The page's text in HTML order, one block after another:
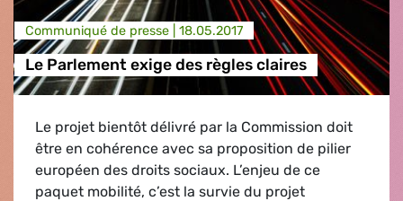
Communiqué de presse | 18.05.2017
Le Parlement exige des règles claires
Le projet bientôt délivré par la Commission doit
être en cohérence avec sa proposition de pilier
européen des droits sociaux. L’enjeu de ce
paquet mobilité, c’est la survie du projet